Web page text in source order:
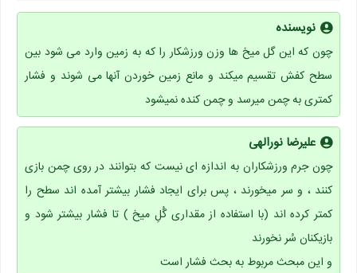
نویسنده
چون که این گل میخ ها وزن ورزشکار را که به زمین وارد می شود بین
سطح کفش تقسیم میکند و مانع زمین خوردن آنها می شوند و فشار
کمتری به چمن میرسد و چمن کنده نمیشود
علیرضا نورالهی
چون جرم ورزشکاران به اندازه ای نیست که بتوانند در روی چمن بازی
کنند ، و سر میخورند ، پس برای ایجاد فشار بیشتر آمده اند سطح را
کمتر کرده اند (با استفاده از مقداری گُلِ میخ ) تا فشار بیشتر شود و
بازیکنان سُر نخورند
و این مبحث مربوط به بحث فشار است